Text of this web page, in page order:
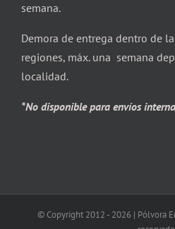
semana.
Demora de entrega dentro de
regiones, máx. una semana
localidad.
*No disponible para envíos
© Copyright 2012 - 2026 | Pólvora